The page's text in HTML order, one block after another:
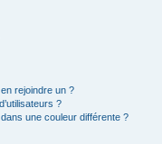
rejoindre un ?
?
une couleur différente ?